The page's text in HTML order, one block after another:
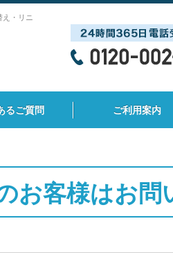
・リニ
るご質問 ご利用案内
お客様はお問